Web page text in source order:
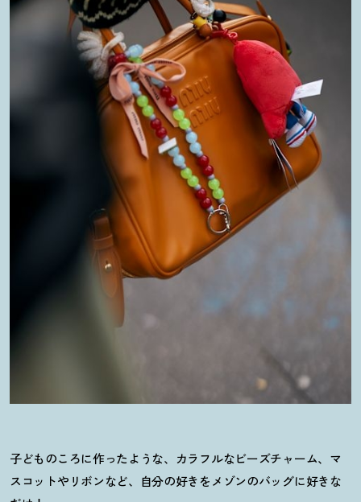
子どものころに作ったような、カラフルなビーズチャーム、マ
スコットやリボンなど、自分の好きをメゾンのバッグに好きな